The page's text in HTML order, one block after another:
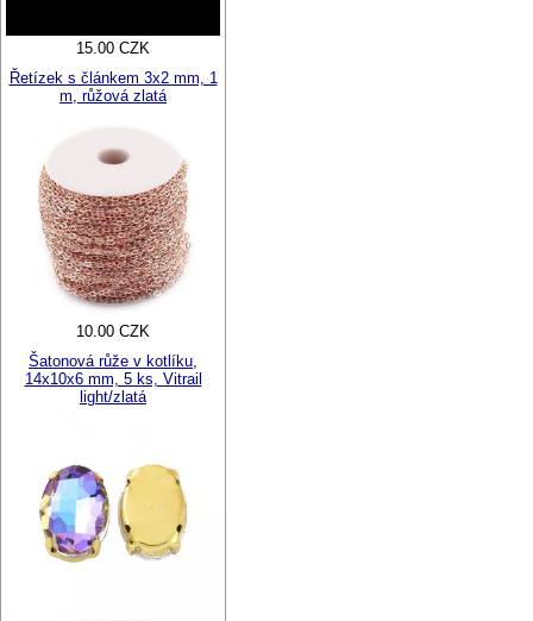
15.00 CZK
Řetízek s článkem 3x2 mm, 1
m, růžová zlatá
10.00 CZK
Šatonová růže v kotlíku,
14x10x6 mm, 5 ks, Vitrail
light/zlatá